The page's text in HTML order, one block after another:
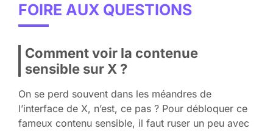
FOIRE AUX QUESTIONS
Comment voir la contenue
sensible sur X ?
On se perd souvent dans les méandres de
l’interface de X, n’est, ce pas ? Pour débloquer ce
fameux contenu sensible, il faut ruser un peu avec